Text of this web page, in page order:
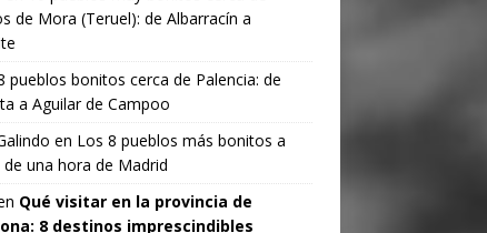
de Mora (Teruel): de Albarracín a
pueblos bonitos cerca de Palencia: de
a Aguilar de Campoo
en Los 8 pueblos más bonitos a
una hora de Madrid
Qué visitar en la provincia de
8 destinos imprescindibles